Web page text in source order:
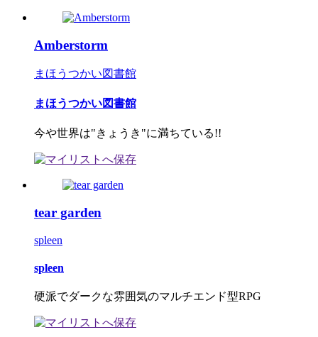
Amberstorm
まほうつかい図書館
まほうつかい図書館
今や世界は"きょうき"に満ちている!!
tear garden
spleen
spleen
硬派でダークな雰囲気のマルチエンド型RPG